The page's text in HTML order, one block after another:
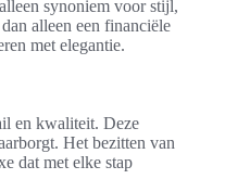
synoniem voor stijl,
alleen een financiële
met elegantie.
en kwaliteit. Deze
Het bezitten van
dat met elke stap